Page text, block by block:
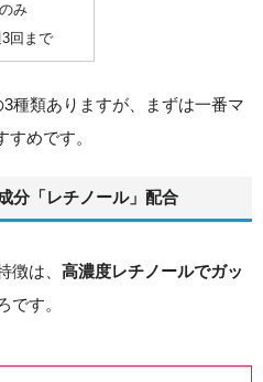
み
回まで
種類ありますが、まずは一番マ
めです。
分「レチノール」配合
徴は、 高濃度レチノールでガッ
です。